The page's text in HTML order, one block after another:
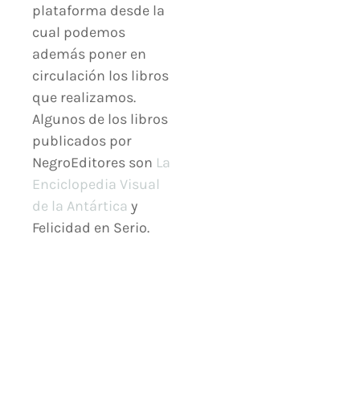
plataforma desde la
cual podemos
además poner en
circulación los libros
que realizamos.
Algunos de los libros
publicados por
NegroEditores son La
Enciclopedia Visual
de la Antártica y
Felicidad en Serio.